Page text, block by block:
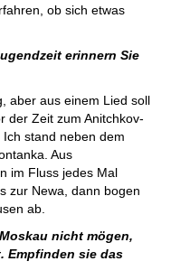
ob sich etwas
erinnern Sie
aber aus einem Lied soll
der Zeit zum Anitchkov-
stand neben dem
Aus
im Fluss jedes Mal
zur Newa, dann bogen
ab.
nicht mögen,
Empfinden sie das